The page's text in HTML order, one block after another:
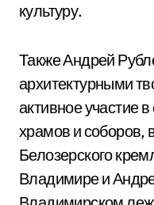
культуру.
Также Андрей
архитектурными
активное участие
храмов и соборов,
Белозерского
Владимире и